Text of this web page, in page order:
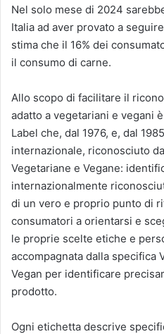
Nel solo mese di 2024
Italia ad aver provato a
stima che il 16% dei
il consumo di carne.
Allo scopo di facilitare il
adatto a vegetariani e vegani
Label che, dal 1976, e, dal
internazionale, riconosciuto
Vegetariane e Vegane:
internazionalmente
di un vero e proprio punto di
consumatori a orientarsi e
le proprie scelte etiche e
accompagnata dalla specifica
Vegan per identificare
prodotto.
Ogni etichetta descrive